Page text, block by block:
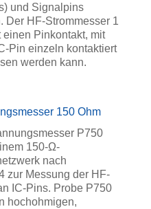
und Signalpins
Der HF-Strommesser 1
einen Pinkontakt, mit
Pin einzeln kontaktiert
werden kann.
150 Ohm
P750
150-Ω-
nach
zur Messung der HF-
IC-Pins. Probe P750
hochohmigen,